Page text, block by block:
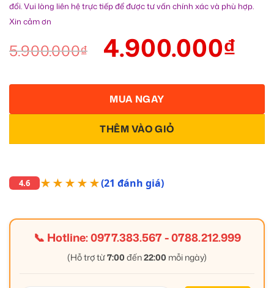
đổi. Vui lòng liên hệ trực tiếp để được tư vấn chính xác và phù hợp.
Xin cảm ơn
5.900.000₫ 4.900.000₫
THÊM VÀO GIỎ
MUA NGAY
4.6 ★★★★★(21 đánh giá)
📞 Hotline:0977.383.567-0788.212.999
(Hỗ trợ từ7:00 đến22:00 mỗi ngày)